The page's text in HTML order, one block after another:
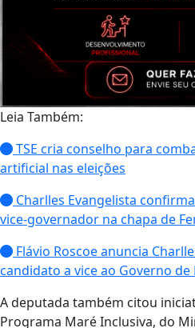
Leia Também:
TSE cria conselho para
artificial nas eleições
Charlles Evangelista
vice-governador na chapa de
Flávio Roscoe anuncia
candidato a vice ao Governo de
A deputada também citou
Programa Maré Inclusiva, do